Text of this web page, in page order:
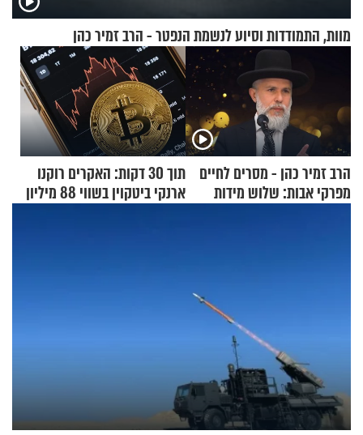
מוות, התמודדות וסיוע לנשמת הנפטר - הרב זמיר כהן
הרב זמיר כהן - מסרים לחיים
מפרקי אבות: שלוש מידות
תוך 30 דקות: האקרים רוקנו
ארנקי ביטקוין בשווי 88 מיליון